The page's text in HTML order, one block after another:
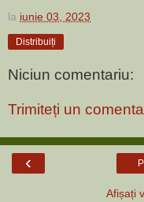
la iunie 03, 2023
Distribuiți
Niciun comentariu:
Trimiteți un
‹
Afișați